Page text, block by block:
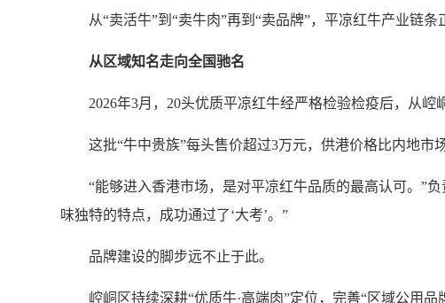
从“卖活牛”到“卖牛肉”再到“卖品牌”，平凉红牛产业链条
从区域知名走向全国驰名
2026年3月，20头优质平凉红牛经严格检验检疫后，从崆
这批“牛中贵族”每头售价超过3万元，供港价格比内地市场
“能够进入香港市场，是对平凉红牛品质的最高认可。”负
味独特的特点，成功通过了‘大考’。”
品牌建设的脚步远不止于此。
崆峒区持续深耕“优质牛·高端肉”定位，完善“区域公用品